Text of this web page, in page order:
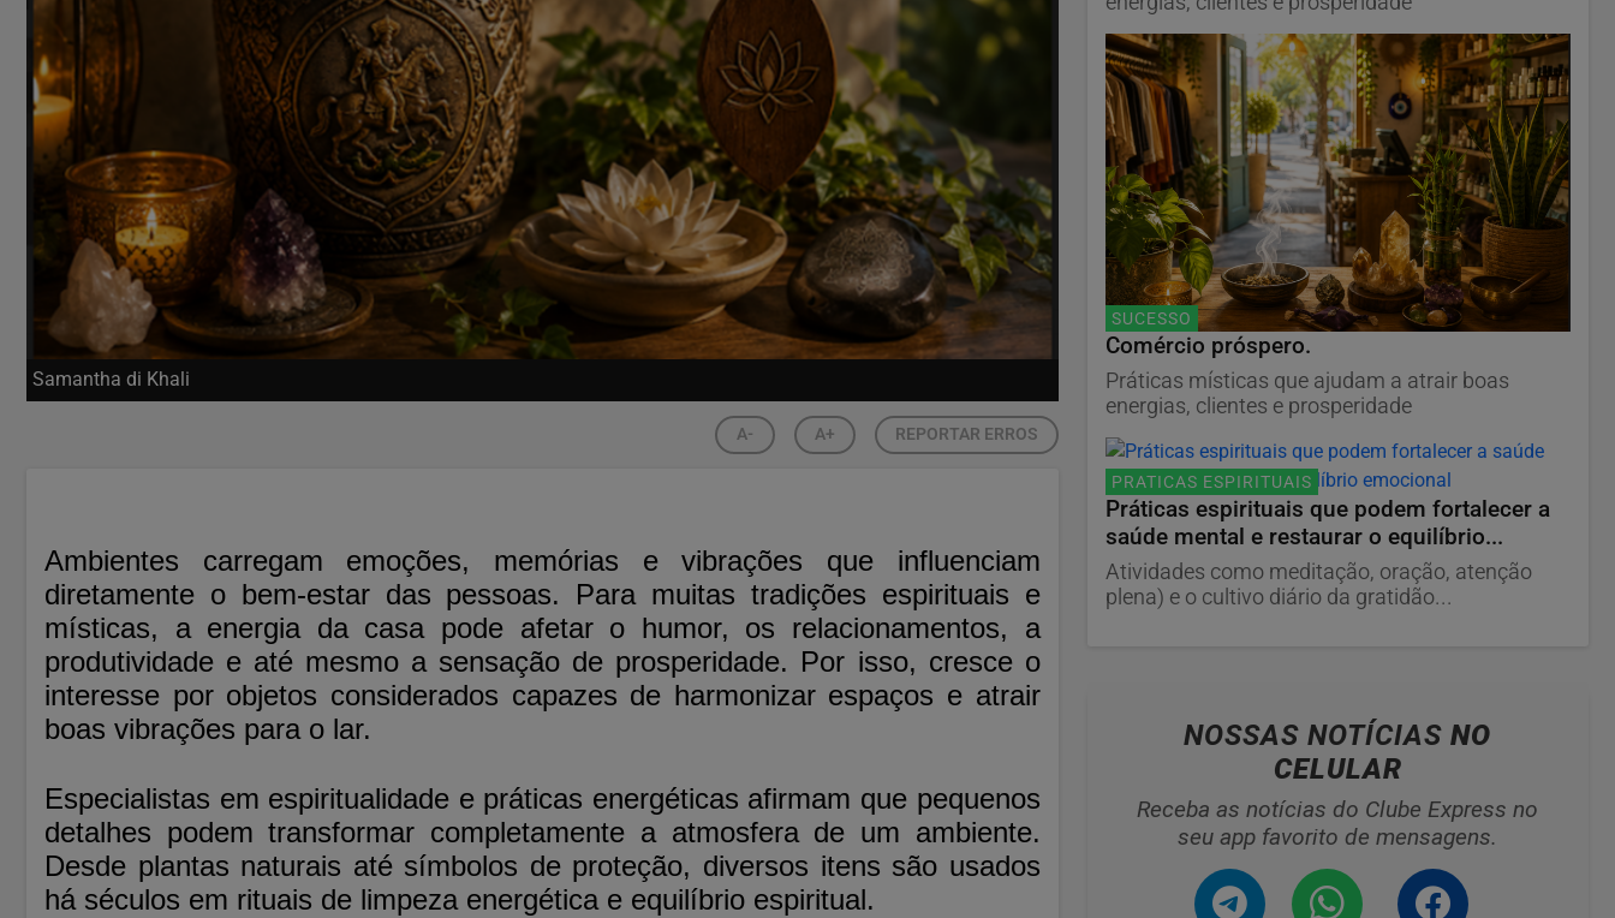
Samantha di Khali
A- A+ REPORTAR ERROS
Ambientes carregam emoções, memórias e vibrações que influenciam
diretamente o bem-estar das pessoas. Para muitas tradições espirituais e
místicas, a energia da casa pode afetar o humor, os relacionamentos, a
produtividade e até mesmo a sensação de prosperidade. Por isso, cresce o
interesse por objetos considerados capazes de harmonizar espaços e atrair
boas vibrações para o lar.
Especialistas em espiritualidade e práticas energéticas afirmam que pequenos
detalhes podem transformar completamente a atmosfera de um ambiente.
Desde plantas naturais até símbolos de proteção, diversos itens são usados
há séculos em rituais de limpeza energética e equilíbrio espiritual.
SUCESSO
Comércio próspero.
Práticas místicas que ajudam a atrair boas
energias, clientes e prosperidade
PRATICAS ESPIRITUAIS
Práticas espirituais que podem fortalecer a
saúde mental e restaurar o equilíbrio...
Atividades como meditação, oração, atenção
plena) e o cultivo diário da gratidão...
NOSSAS NOTÍCIASNO
CELULAR
Receba as notícias do Clube Express no
seu app favorito de mensagens.